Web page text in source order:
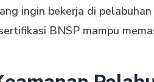
ingin bekerja di
BNSP mampu